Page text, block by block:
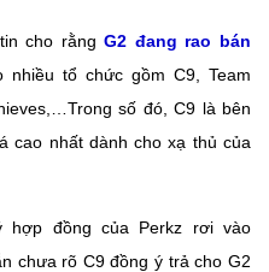
tin cho rằngG2 đang rao bán
nhiều tổ chức gồm C9, Team
số đó, C9 là bên
cao nhất dành cho xạ thủ của
hợp đồng của Perkz rơi vào
chưa rõ C9 đồng ý trả cho G2